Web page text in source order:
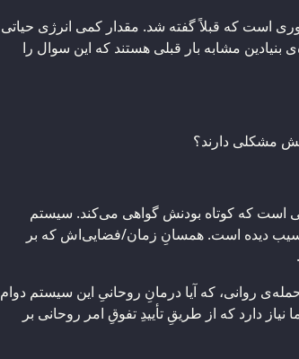
است که قبلاً گفته شد. مقدار کمی انرژی حیاتی
مشابه بار قبلی هستند که این سوال را
مشکلی دارند؟
است که کوتاه بودنش گواهی می‌کند. سیستم
دیده است. همسانِ زمان/فضایی‌اش که بر
روانی، که آیا درمانِ روحانیِ این سیستم دوام
نیاز دارد که از طریقِ تأییدِ تفوقِ امر روحانی بر